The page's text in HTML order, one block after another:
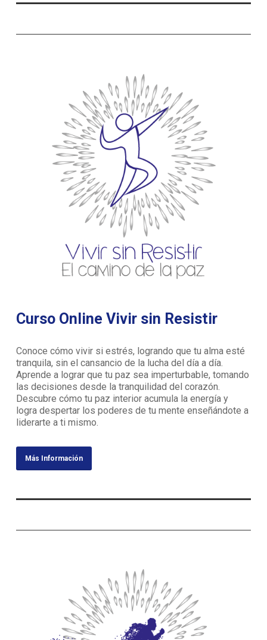
Curso Online Vivir sin Resistir
Conoce cómo vivir si estrés, logrando que tu alma esté
tranquila, sin el cansancio de la lucha del día a día.
Aprende a lograr que tu paz sea imperturbable, tomando
las decisiones desde la tranquilidad del corazón.
Descubre cómo tu paz interior acumula la energía y
logra despertar los poderes de tu mente enseñándote a
liderarte a ti mismo.
Más Información